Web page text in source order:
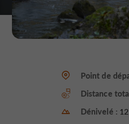
Point de
Distance
Dénivelé :